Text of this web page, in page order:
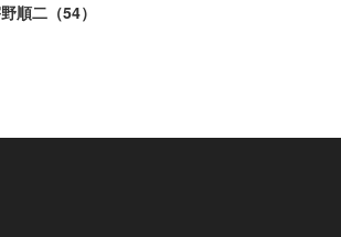
順二（54）